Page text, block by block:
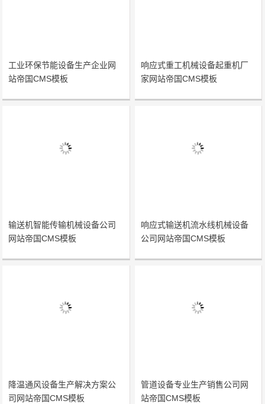
工业环保节能设备生产企业网
站帝国CMS模板
响应式重工机械设备起重机厂
家网站帝国CMS模板
输送机智能传输机械设备公司
网站帝国CMS模板
响应式输送机流水线机械设备
公司网站帝国CMS模板
降温通风设备生产解决方案公
司网站帝国CMS模板
管道设备专业生产销售公司网
站帝国CMS模板